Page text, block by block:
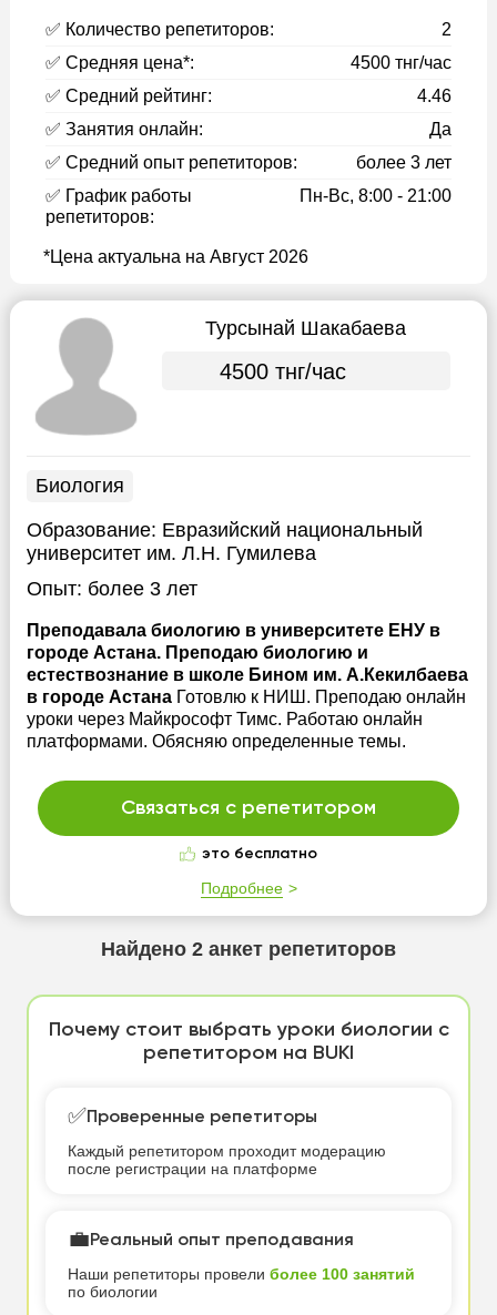
✅ Количество репетиторов:
2
✅ Средняя цена*:
4500 тнг/час
✅ Средний рейтинг:
4.46
✅ Занятия онлайн:
Да
✅ Средний опыт репетиторов:
более 3 лет
✅ График работы
репетиторов:
Пн-Вс, 8:00 - 21:00
*Цена актуальна на Август 2026
Турсынай Шакабаева
4500 тнг/час
Биология
Образование: Евразийский национальный
университет им. Л.Н. Гумилева
Опыт: более 3 лет
Преподавала биологию в университете ЕНУ в
городе Астана. Преподаю биологию и
естествознание в школе Бином им. А.Кекилбаева
в городе Астана Готовлю к НИШ. Преподаю онлайн
уроки через Майкрософт Тимс. Работаю онлайн
платформами. Обясняю определенные темы.
Связаться с репетитором
это бесплатно
Подробнее
Найдено 2 анкет репетиторов
Почему стоит выбрать уроки биологии с
репетитором на BUKI
✅Проверенные репетиторы
Каждый репетитором проходит модерацию
после регистрации на платформе
💼Реальный опыт преподавания
Наши репетиторы провели более 100 занятий
по биологии